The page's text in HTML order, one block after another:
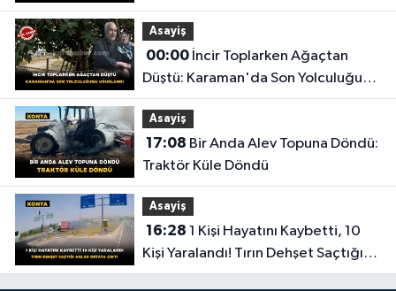
Asayiş
00:00İncir Toplarken Ağaçtan
Düştü: Karaman'da Son Yolculuğuna
Uğurlandı
Asayiş
17:08
Traktör Küle Döndü
Asayiş
16:28
Kişi Yaralandı! Tırın Dehşet Saçtığı
Anlar Ortaya Çıktı